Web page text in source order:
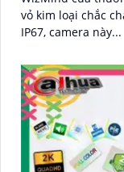
vỏ kim loại chắc
IP67, camera này...